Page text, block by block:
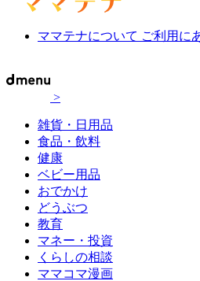
ママテナについて ご利用に
>
雑貨・日用品
食品・飲料
健康
ベビー用品
おでかけ
どうぶつ
教育
マネー・投資
くらしの相談
ママコマ漫画